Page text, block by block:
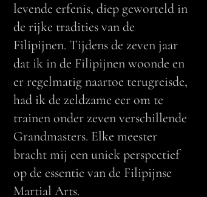
levende erfenis, diep geworteld in
de rijke tradities van de
Filipijnen. Tijdens de zeven jaar
dat ik in de Filipijnen woonde en
er regelmatig naartoe terugreisde,
had ik de zeldzame eer om te
trainen onder zeven verschillende
Grandmasters. Elke meester
bracht mij een uniek perspectief
op de essentie van de Filipijnse
Martial Arts.